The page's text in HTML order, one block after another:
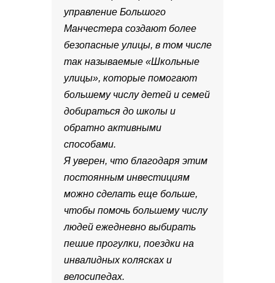
управление Большого
Манчестера создают более
безопасные улицы, в том числе
так называемые «Школьные
улицы», которые помогают
большему числу детей и семей
добираться до школы и
обратно активными
способами.
Я уверен, что благодаря этим
постоянным инвестициям
можно сделать еще больше,
чтобы помочь большему числу
людей ежедневно выбирать
пешие прогулки, поездки на
инвалидных колясках и
велосипедах.